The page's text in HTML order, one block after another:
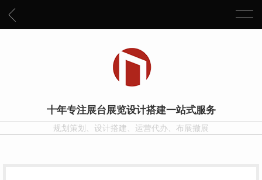
十年专注展台展览设计搭建一站式服务
规划策划、设计搭建、运营代办、布展撤展